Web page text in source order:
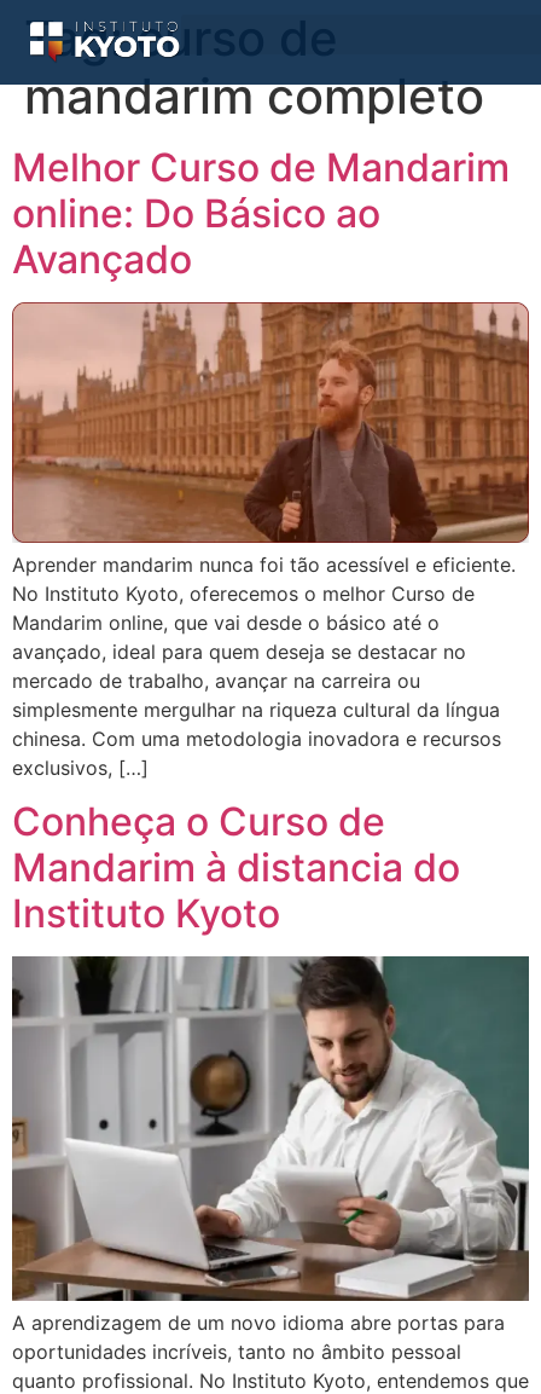
Tag:curso de
mandarim completo
Melhor Curso de Mandarim
online: Do Básico ao
Avançado
Aprender mandarim nunca foi tão acessível e eficiente.
No Instituto Kyoto, oferecemos o melhor Curso de
Mandarim online, que vai desde o básico até o
avançado, ideal para quem deseja se destacar no
mercado de trabalho, avançar na carreira ou
simplesmente mergulhar na riqueza cultural da língua
chinesa. Com uma metodologia inovadora e recursos
exclusivos, […]
Conheça o Curso de
Mandarim à distancia do
Instituto Kyoto
A aprendizagem de um novo idioma abre portas para
oportunidades incríveis, tanto no âmbito pessoal
quanto profissional. No Instituto Kyoto, entendemos que